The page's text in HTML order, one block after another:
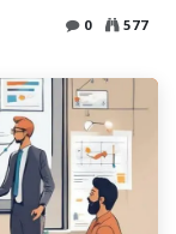
0 577